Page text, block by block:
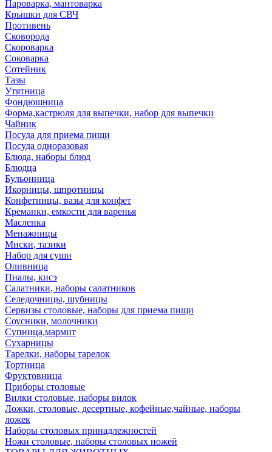
Пароварка, мантоварка
Крышки для СВЧ
Противень
Сковорода
Скороварка
Соковарка
Сотейник
Тазы
Утятница
Фондюшница
Форма,кастрюля для выпечки, набор для выпечки
Чайник
Посуда для приема пищи
Посуда одноразовая
Блюда, наборы блюд
Блюдца
Бульонница
Икорницы, шпротницы
Конфетницы, вазы для конфет
Креманки, емкости для варенья
Масленка
Менажницы
Миски, тазики
Набор для суши
Оливница
Пиалы, кисэ
Салатники, наборы салатников
Селедочницы, шубницы
Сервизы столовые, наборы для приема пищи
Соусники, молочники
Супница,мармит
Сухарницы
Тарелки, наборы тарелок
Тортница
Фруктовница
Приборы столовые
Вилки столовые, наборы вилок
Ложки, столовые, десертные, кофейные,чайные, наборы
ложек
Наборы столовых принадлежностей
Ножи столовые, наборы столовых ножей